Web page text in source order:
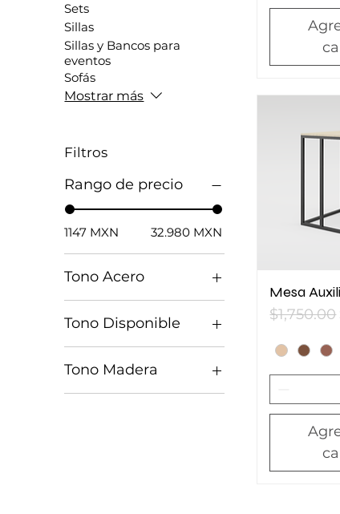
Sets
Sillas
Sillas y Bancos para
eventos
Sofás
Mostrar más
Filtros
Rango de precio
1147 MXN 32.980 MXN
Tono Acero
Tono Disponible
Tono Madera
Mesa
Precio
$1,750.00